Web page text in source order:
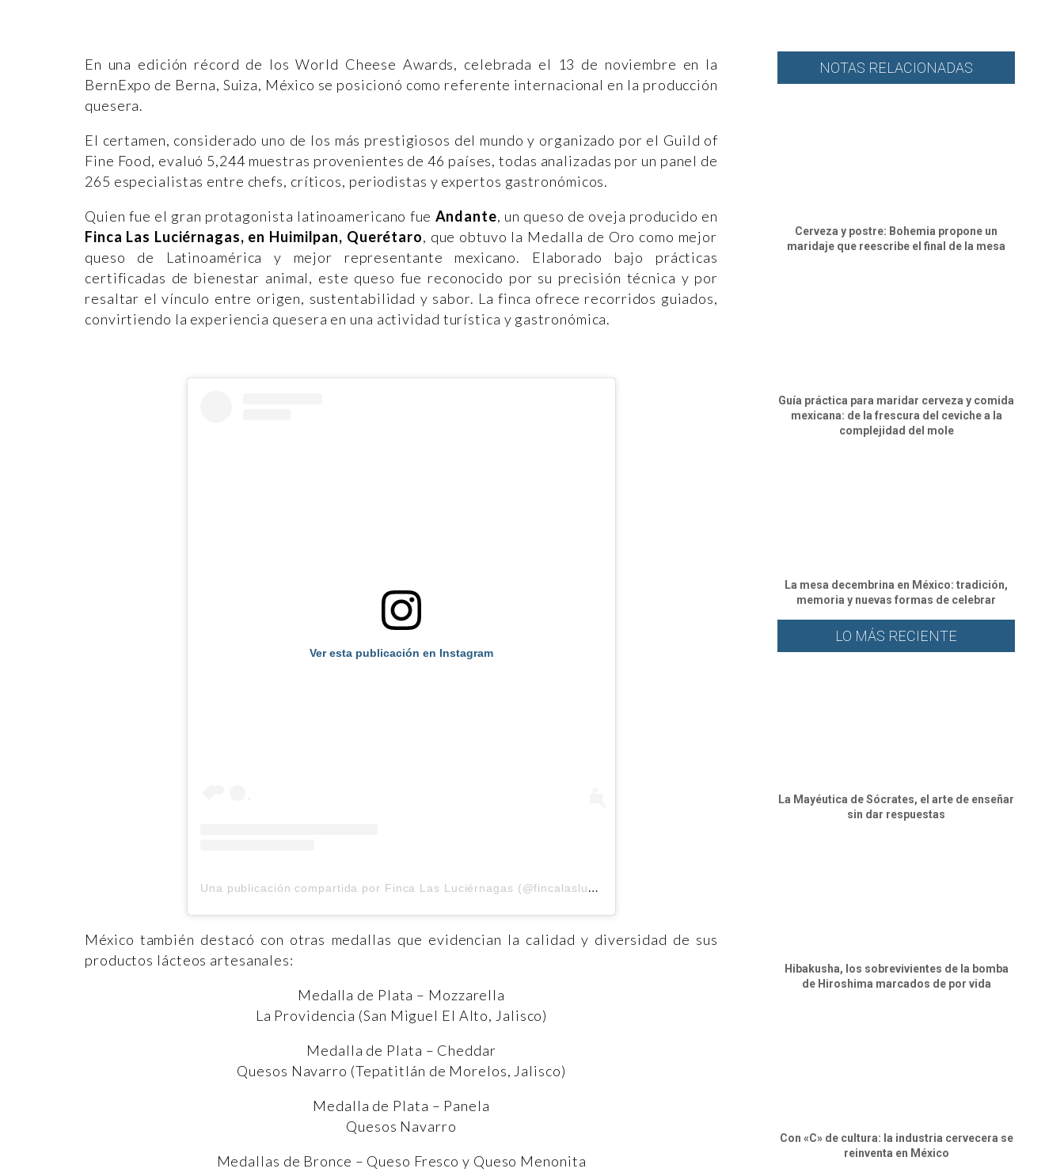
En una edición récord de los World Cheese Awards, celebrada el 13 de noviembre en la
BernExpo de Berna, Suiza, México se posicionó como referente internacional en la producción
quesera.
El certamen, considerado uno de los más prestigiosos del mundo y organizado por el Guild of
Fine Food, evaluó 5,244 muestras provenientes de 46 países, todas analizadas por un panel de
265 especialistas entre chefs, críticos, periodistas y expertos gastronómicos.
Quien fue el gran protagonista latinoamericano fue Andante, un queso de oveja producido en
Finca Las Luciérnagas, en Huimilpan, Querétaro, que obtuvo la Medalla de Oro como mejor
queso de Latinoamérica y mejor representante mexicano. Elaborado bajo prácticas
certificadas de bienestar animal, este queso fue reconocido por su precisión técnica y por
resaltar el vínculo entre origen, sustentabilidad y sabor. La finca ofrece recorridos guiados,
convirtiendo la experiencia quesera en una actividad turística y gastronómica.
Ver esta publicación en Instagram
U
na publicación compartida por Finca Las Luciérnagas (@fincalasluciernagas)
México también destacó con otras medallas que evidencian la calidad y diversidad de sus
productos lácteos artesanales:
Medalla de Plata – Mozzarella
La Providencia (San Miguel El Alto, Jalisco)
Medalla de Plata – Cheddar
Quesos Navarro (Tepatitlán de Morelos, Jalisco)
Medalla de Plata – Panela
Quesos Navarro
Medallas de Bronce – Queso Fresco y Queso Menonita
NOTAS RELACIONADAS
Cerveza y postre: Bohemia propone un
maridaje que reescribe el final de la mesa
Guía práctica para maridar cerveza y comida
mexicana: de la frescura del ceviche a la
complejidad del mole
La mesa decembrina en México: tradición,
memoria y nuevas formas de celebrar
LO MÁS RECIENTE
La Mayéutica de Sócrates, el arte de enseñar
sin dar respuestas
Hibakusha, los sobrevivientes de la bomba
de Hiroshima marcados de por vida
Con «C» de cultura: la industria cervecera se
reinventa en México